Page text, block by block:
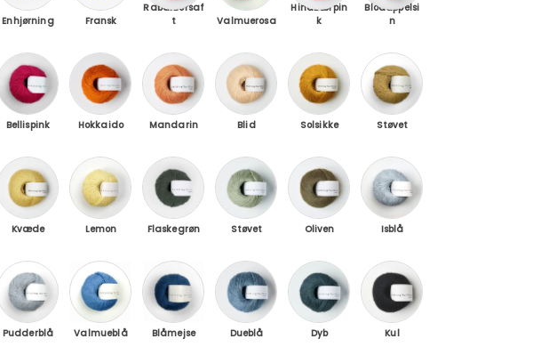
Enhjørning Fransk
Rabarbersaf
t
Valmuerosa
Hindbærpin
k
Blodappelsi
n
Bellispink / Pink Daisies
Bellispink
Hokkaido / Hokkaido
Hokkaido
Mandarin Orange
Mandarin
Blid Fersken / Soft Peach
Blid
Solsikke / Sunflower
Solsikke
Støvet Honning /
Støvet
Kvæde / Quince
Kvæde
Lemon Curd / Lemon Curd
Lemon
Flaskegrøn / Bottle Green
Flaskegrøn
Støvet Artiskok / Dusty Artichoke
Støvet
Oliven / Olive
Oliven
Isblå / Ice Blue
Isblå
Pudderblå / Soft Blue
Pudderblå
Valmueblå / Poppy Blue
Valmueblå
Blåmejse / Blue Tit
Blåmejse
Dueblå / Dove Blue
Dueblå
Dyb Petroleumsblå / Deep
Dyb
Kul / Coal
Kul